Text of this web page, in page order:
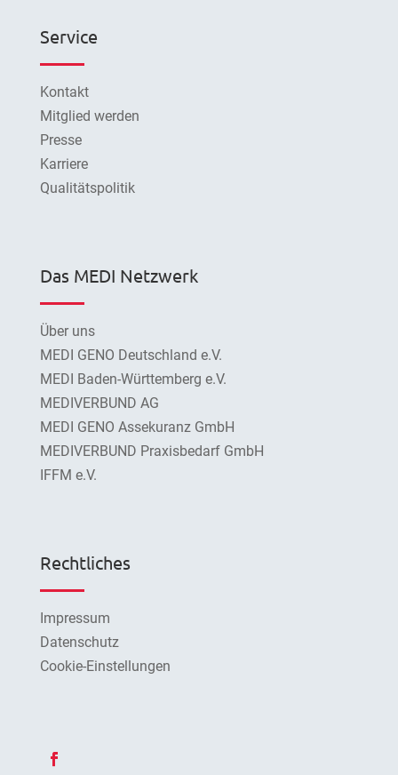
Service
Kontakt
Mitglied werden
Presse
Karriere
Qualitätspolitik
Das MEDI Netzwerk
Über uns
MEDI GENO Deutschland e.V.
MEDI Baden-Württemberg e.V.
MEDIVERBUND AG
MEDI GENO Assekuranz GmbH
MEDIVERBUND Praxisbedarf GmbH
IFFM e.V.
Rechtliches
Impressum
Datenschutz
Cookie-Einstellungen